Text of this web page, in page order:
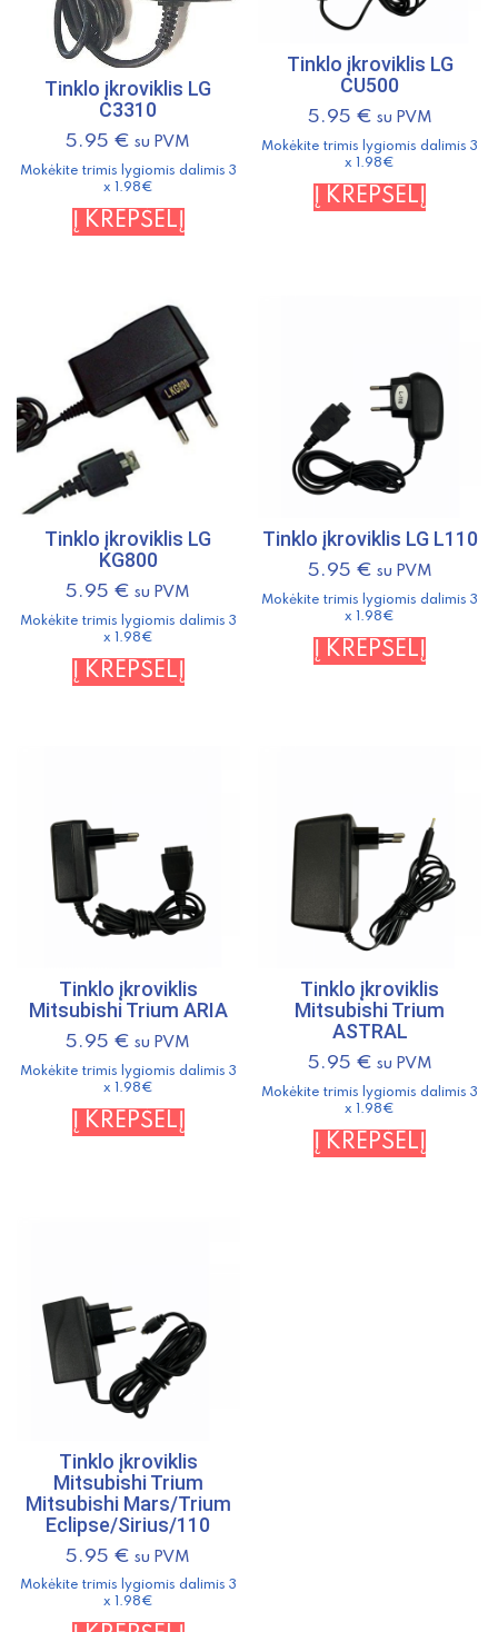
Tinklo įkroviklis LG
C3310
5.95 € su PVM
Mokėkite trimis lygiomis dalimis 3
x 1.98€
Į KREPŠELĮ
Tinklo įkroviklis LG
CU500
5.95 € su PVM
Mokėkite trimis lygiomis dalimis 3
x 1.98€
Į KREPŠELĮ
Tinklo įkroviklis LG
KG800
5.95 € su PVM
Mokėkite trimis lygiomis dalimis 3
x 1.98€
Į KREPŠELĮ
Tinklo įkroviklis LG L110
5.95 € su PVM
Mokėkite trimis lygiomis dalimis 3
x 1.98€
Į KREPŠELĮ
Tinklo įkroviklis
Mitsubishi Trium ARIA
5.95 € su PVM
Mokėkite trimis lygiomis dalimis 3
x 1.98€
Į KREPŠELĮ
Tinklo įkroviklis
Mitsubishi Trium
ASTRAL
5.95 € su PVM
Mokėkite trimis lygiomis dalimis 3
x 1.98€
Į KREPŠELĮ
Tinklo įkroviklis
Mitsubishi Trium
Mitsubishi Mars/Trium
Eclipse/Sirius/110
5.95 € su PVM
Mokėkite trimis lygiomis dalimis 3
x 1.98€